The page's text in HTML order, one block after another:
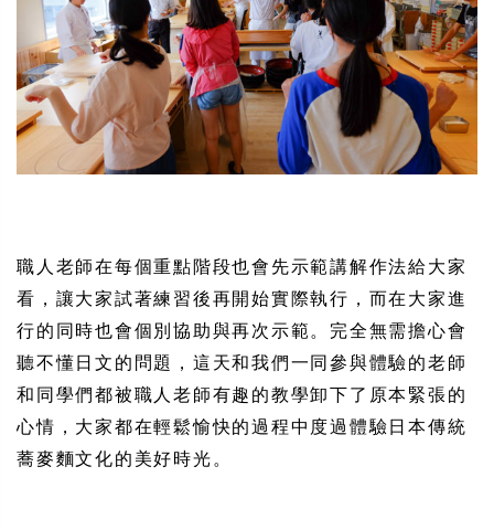
職人老師在每個重點階段也會先示範講解作法給大家
看，讓大家試著練習後再開始實際執行，而在大家進
行的同時也會個別協助與再次示範。完全無需擔心會
聽不懂日文的問題，這天和我們一同參與體驗的老師
和同學們都被職人老師有趣的教學卸下了原本緊張的
心情，大家都在輕鬆愉快的過程中度過體驗日本傳統
蕎麥麵文化的美好時光。